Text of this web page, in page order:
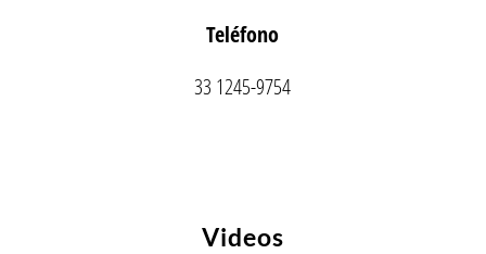
Teléfono
33 1245-9754
Videos